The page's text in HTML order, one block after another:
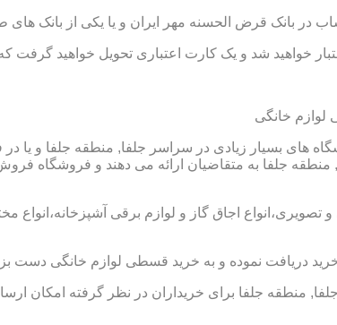
در بانک قرض الحسنه مهر ایران و یا یکی از بانک
خواهید شد و یک کارت اعتباری تحویل خواهید گرفت که
خانگی
های بسیار زیادی در سراسر جلفا, منطقه جلفا و یا
جلفا به متقاضیان ارائه می دهند و فروشگاه
تصویری،انواع اجاق گاز و لوازم برقی
دریافت نموده و به خرید قسطی لوازم خانگی دست
منطقه جلفا برای خریداران در نظر گرفته امکان